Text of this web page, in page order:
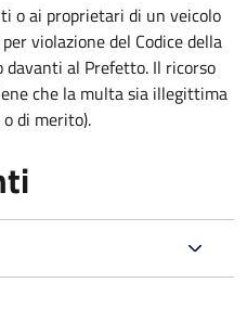
o ai proprietari di un veicolo
violazione del Codice della
al Prefetto. Il ricorso
che la multa sia illegittima
di merito).